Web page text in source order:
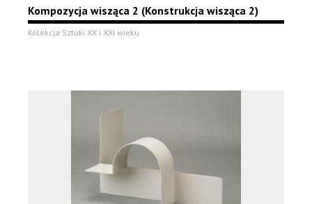
Kompozycja wisząca 2 (Konstrukcja wisząca 2)
Kolekcja Sztuki XX i XXI wieku